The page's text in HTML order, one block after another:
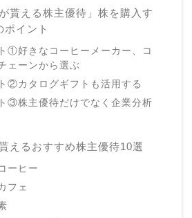
貰える株主優待」株を購入す
ポイント
①好きなコーヒーメーカー、コ
ェーンから選ぶ
②カタログギフトも活用する
③株主優待だけでなく企業分析
えるおすすめ株主優待10選
ーヒー
フェ